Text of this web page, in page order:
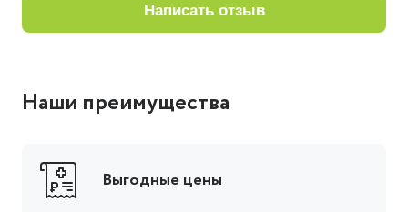
написать отзыв
Наши преимущества
Выгодные цены